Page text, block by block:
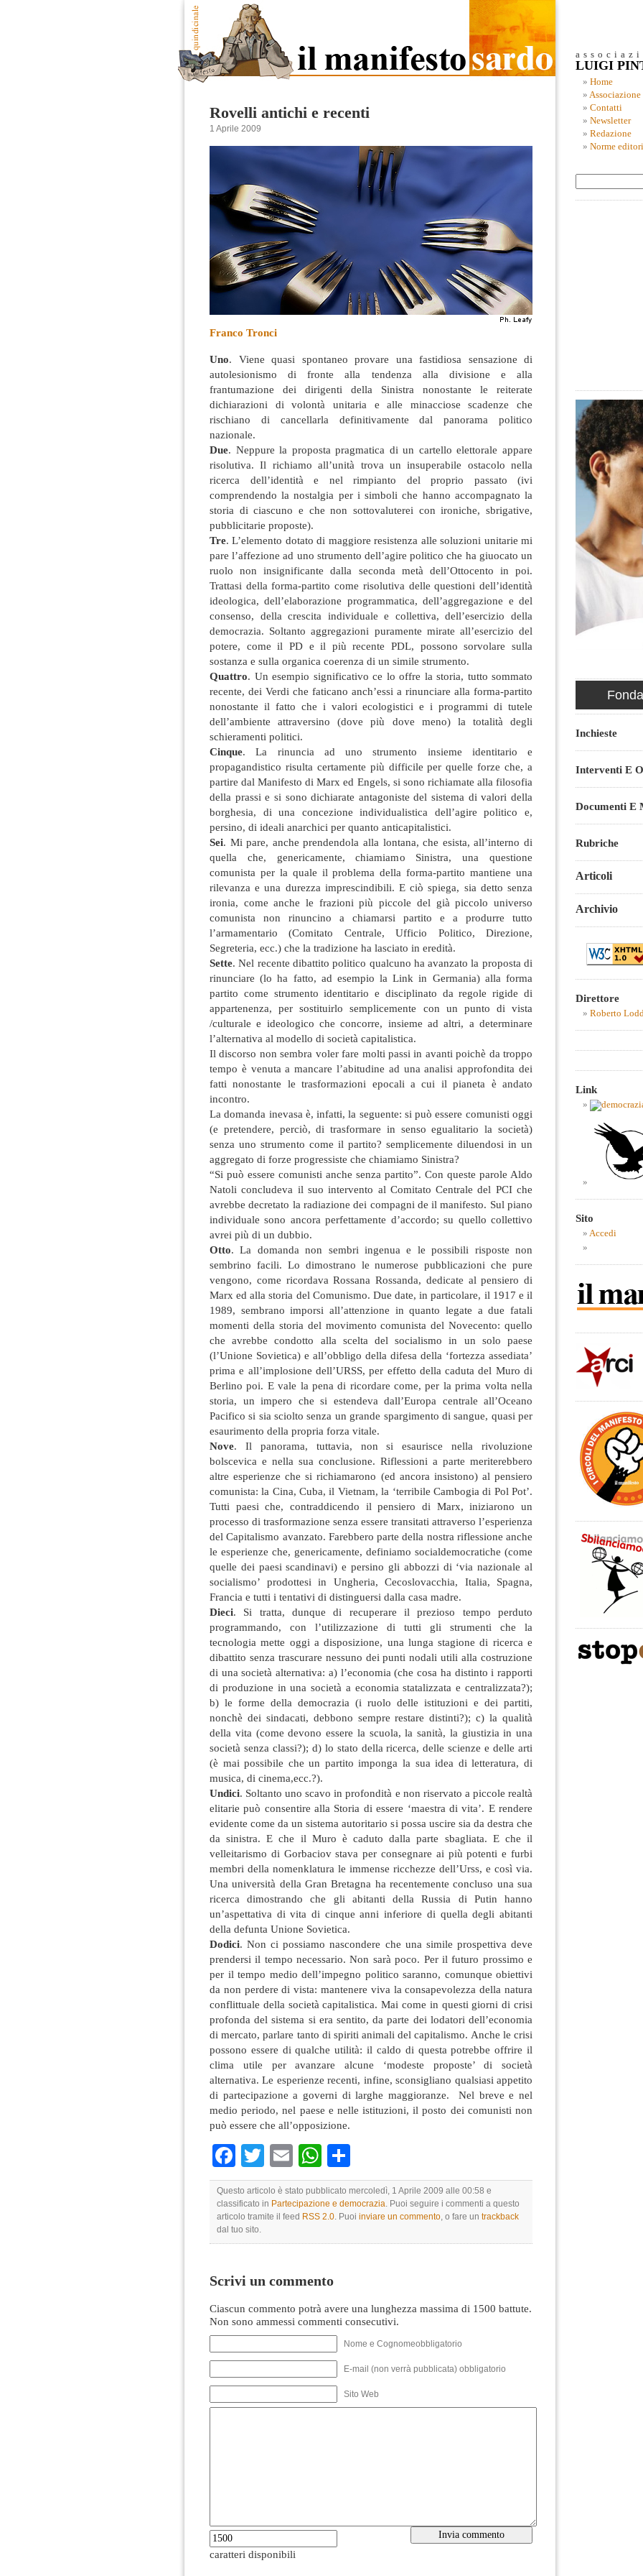
Rovelli antichi e recenti
1 Aprile 2009
Franco Tronci
Uno. Viene quasi spontaneo provare una fastidiosa sensazione di
autolesionismo di fronte alla tendenza alla divisione e alla
frantumazione dei dirigenti della Sinistra nonostante le reiterate
dichiarazioni di volontà unitaria e alle minacciose scadenze che
rischiano di cancellarla definitivamente dal panorama politico
nazionale.
Due. Neppure la proposta pragmatica di un cartello elettorale appare
risolutiva. Il richiamo all’unità trova un insuperabile ostacolo nella
ricerca dell’identità e nel rimpianto del proprio passato (ivi
comprendendo la nostalgia per i simboli che hanno accompagnato la
storia di ciascuno e che non sottovaluterei con ironiche, sbrigative,
pubblicitarie proposte).
Tre. L’elemento dotato di maggiore resistenza alle soluzioni unitarie mi
pare l’affezione ad uno strumento dell’agire politico che ha giuocato un
ruolo non insignificante dalla seconda metà dell’Ottocento in poi.
Trattasi della forma-partito come risolutiva delle questioni dell’identità
ideologica, dell’elaborazione programmatica, dell’aggregazione e del
consenso, della crescita individuale e collettiva, dell’esercizio della
democrazia. Soltanto aggregazioni puramente mirate all’esercizio del
potere, come il PD e il più recente PDL, possono sorvolare sulla
sostanza e sulla organica coerenza di un simile strumento.
Quattro. Un esempio significativo ce lo offre la storia, tutto sommato
recente, dei Verdi che faticano anch’essi a rinunciare alla forma-partito
nonostante il fatto che i valori ecologistici e i programmi di tutele
dell’ambiente attraversino (dove più dove meno) la totalità degli
schieramenti politici.
Cinque. La rinuncia ad uno strumento insieme identitario e
propagandistico risulta certamente più difficile per quelle forze che, a
partire dal Manifesto di Marx ed Engels, si sono richiamate alla filosofia
della prassi e si sono dichiarate antagoniste del sistema di valori della
borghesia, di una concezione individualistica dell’agire politico e,
persino, di ideali anarchici per quanto anticapitalistici.
Sei. Mi pare, anche prendendola alla lontana, che esista, all’interno di
quella che, genericamente, chiamiamo Sinistra, una questione
comunista per la quale il problema della forma-partito mantiene una
rilevanza e una durezza imprescindibili. E ciò spiega, sia detto senza
ironia, come anche le frazioni più piccole del già piccolo universo
comunista non rinuncino a chiamarsi partito e a produrre tutto
l’armamentario (Comitato Centrale, Ufficio Politico, Direzione,
Segreteria, ecc.) che la tradizione ha lasciato in eredità.
Sette. Nel recente dibattito politico qualcuno ha avanzato la proposta di
rinunciare (lo ha fatto, ad esempio la Link in Germania) alla forma
partito come strumento identitario e disciplinato da regole rigide di
appartenenza, per sostituirlo semplicemente con un punto di vista
/culturale e ideologico che concorre, insieme ad altri, a determinare
l’alternativa al modello di società capitalistica.
Il discorso non sembra voler fare molti passi in avanti poichè da troppo
tempo è venuta a mancare l’abitudine ad una analisi approfondita dei
fatti nonostante le trasformazioni epocali a cui il pianeta è andato
incontro.
La domanda inevasa è, infatti, la seguente: si può essere comunisti oggi
(e pretendere, perciò, di trasformare in senso egualitario la società)
senza uno strumento come il partito? semplicemente diluendosi in un
aggregato di forze progressiste che chiamiamo Sinistra?
“Si può essere comunisti anche senza partito”. Con queste parole Aldo
Natoli concludeva il suo intervento al Comitato Centrale del PCI che
avrebbe decretato la radiazione dei compagni de il manifesto. Sul piano
individuale sono ancora perfettamente d’accordo; su quello collettivo
avrei più di un dubbio.
Otto. La domanda non sembri ingenua e le possibili risposte non
sembrino facili. Lo dimostrano le numerose pubblicazioni che pure
vengono, come ricordava Rossana Rossanda, dedicate al pensiero di
Marx ed alla storia del Comunismo. Due date, in particolare, il 1917 e il
1989, sembrano imporsi all’attenzione in quanto legate a due fatali
momenti della storia del movimento comunista del Novecento: quello
che avrebbe condotto alla scelta del socialismo in un solo paese
(l’Unione Sovietica) e all’obbligo della difesa della ‘fortezza assediata’
prima e all’implosione dell’URSS, per effetto della caduta del Muro di
Berlino poi. E vale la pena di ricordare come, per la prima volta nella
storia, un impero che si estendeva dall’Europa centrale all’Oceano
Pacifico si sia sciolto senza un grande spargimento di sangue, quasi per
esaurimento della propria forza vitale.
Nove. Il panorama, tuttavia, non si esaurisce nella rivoluzione
bolscevica e nella sua conclusione. Riflessioni a parte meriterebbero
altre esperienze che si richiamarono (ed ancora insistono) al pensiero
comunista: la Cina, Cuba, il Vietnam, la ‘terribile Cambogia di Pol Pot’.
Tutti paesi che, contraddicendo il pensiero di Marx, iniziarono un
processo di trasformazione senza essere transitati attraverso l’esperienza
del Capitalismo avanzato. Farebbero parte della nostra riflessione anche
le esperienze che, genericamente, definiamo socialdemocratiche (come
quelle dei paesi scandinavi) e persino gli abbozzi di ‘via nazionale al
socialismo’ prodottesi in Ungheria, Cecoslovacchia, Italia, Spagna,
Francia e tutti i tentativi di distinguersi dalla casa madre.
Dieci. Si tratta, dunque di recuperare il prezioso tempo perduto
programmando, con l’utilizzazione di tutti gli strumenti che la
tecnologia mette oggi a disposizione, una lunga stagione di ricerca e
dibattito senza trascurare nessuno dei punti nodali utili alla costruzione
di una società alternativa: a) l’economia (che cosa ha distinto i rapporti
di produzione in una società a economia statalizzata e centralizzata?);
b) le forme della democrazia (i ruolo delle istituzioni e dei partiti,
nonchè dei sindacati, debbono sempre restare distinti?); c) la qualità
della vita (come devono essere la scuola, la sanità, la giustizia in una
società senza classi?); d) lo stato della ricerca, delle scienze e delle arti
(è mai possibile che un partito imponga la sua idea di letteratura, di
musica, di cinema,ecc.?).
Undici. Soltanto uno scavo in profondità e non riservato a piccole realtà
elitarie può consentire alla Storia di essere ‘maestra di vita’. E rendere
evidente come da un sistema autoritario si possa uscire sia da destra che
da sinistra. E che il Muro è caduto dalla parte sbagliata. E che il
velleitarismo di Gorbaciov stava per consegnare ai più potenti e furbi
membri della nomenklatura le immense ricchezze dell’Urss, e così via.
Una università della Gran Bretagna ha recentemente concluso una sua
ricerca dimostrando che gli abitanti della Russia di Putin hanno
un’aspettativa di vita di cinque anni inferiore di quella degli abitanti
della defunta Unione Sovietica.
Dodici. Non ci possiamo nascondere che una simile prospettiva deve
prendersi il tempo necessario. Non sarà poco. Per il futuro prossimo e
per il tempo medio dell’impegno politico saranno, comunque obiettivi
da non perdere di vista: mantenere viva la consapevolezza della natura
conflittuale della società capitalistica. Mai come in questi giorni di crisi
profonda del sistema si era sentito, da parte dei lodatori dell’economia
di mercato, parlare tanto di spiriti animali del capitalismo. Anche le crisi
possono essere di qualche utilità: il caldo di questa potrebbe offrire il
clima utile per avanzare alcune ‘modeste proposte’ di società
alternativa. Le esperienze recenti, infine, sconsigliano qualsiasi appetito
di partecipazione a governi di larghe maggioranze. Nel breve e nel
medio periodo, nel paese e nelle istituzioni, il posto dei comunisti non
può essere che all’opposizione.
Facebook
TwitterEmailWhatsApp
Questo articolo è stato pubblicato mercoledì, 1 Aprile 2009 alle 00:58 e
classificato in Partecipazione e democrazia. Puoi seguire i commenti a questo
articolo tramite il feed RSS 2.0. Puoi inviare un commento, o fare un trackback
dal tuo sito.
Scrivi un commento
Ciascun commento potrà avere una lunghezza massima di 1500 battute.
Non sono ammessi commenti consecutivi.
Nome e Cognomeobbligatorio
E-mail (non verrà pubblicata) obbligatorio
Sito Web
caratteri disponibili
LUIGI
Home
Associazione
Contatti
Newsletter
Redazione
Norme
Inchieste
Interventi E
Documenti E
Rubriche
Articoli
Archivio
Direttore
Roberto
Link
Sito
Accedi